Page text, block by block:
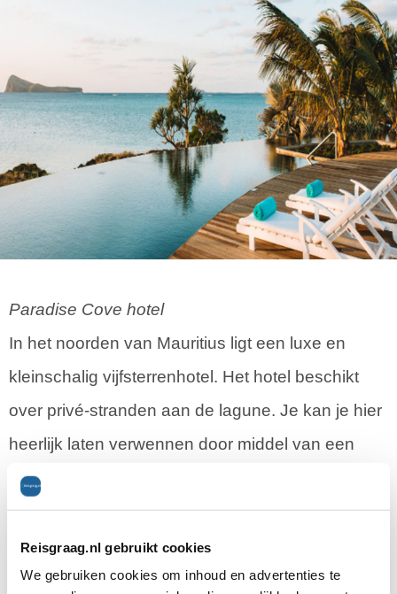
Reisgraag.nl gebruikt cookies
We gebruiken cookies om inhoud en advertenties te
Paradise Cove hotel
In het noorden van Mauritius ligt een luxe en
kleinschalig vijfsterrenhotel. Het hotel beschikt
over privé-stranden aan de lagune. Je kan je hier
heerlijk laten verwennen door middel van een
massage of een romantisch diner. Het hotel is
werkelijk op een prachtige locatie gelegen, met
daarbij een tropische tuin.